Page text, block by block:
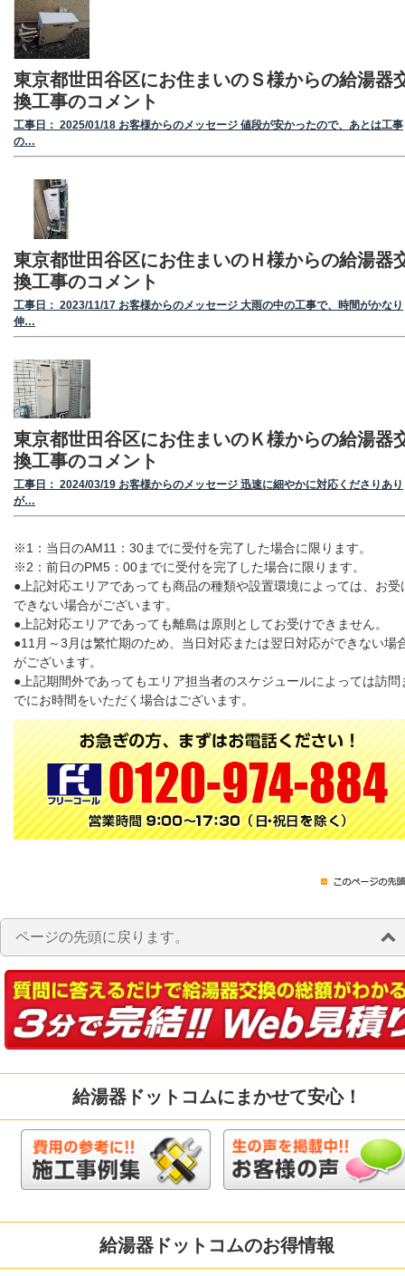
東京都世田谷区にお住まいのＳ様からの給湯器
換工事のコメント
工事日： 2025/01/18 お客様からのメッセージ 値段が安かったので、あとは工事
の…
東京都世田谷区にお住まいのＨ様からの給湯器
換工事のコメント
工事日： 2023/11/17 お客様からのメッセージ 大雨の中の工事で、時間がかなり
伸…
東京都世田谷区にお住まいのＫ様からの給湯器
換工事のコメント
工事日： 2024/03/19 お客様からのメッセージ 迅速に細やかに対応くださりあり
が…
※1：当日のAM11：30までに受付を完了した場合に限ります。
※2：前日のPM5：00までに受付を完了した場合に限ります。
●上記対応エリアであっても商品の種類や設置環境によっては、お受
できない場合がございます。
●上記対応エリアであっても離島は原則としてお受けできません。
●11月～3月は繁忙期のため、当日対応または翌日対応ができない場
がございます。
●上記期間外であってもエリア担当者のスケジュールによっては訪問
でにお時間をいただく場合はございます。
ページの先頭に戻ります。
給湯器ドットコムにまかせて安心！
給湯器ドットコムのお得情報